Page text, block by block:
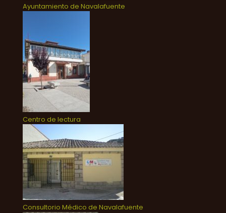
Ayuntamiento de Navalafuente
Centro de lectura
Consultorio Médico de Navalafuente